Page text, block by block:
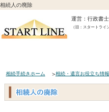
相続人の廃除
運営：行政書
（旧：スタートライ
相続手続きホーム 相続・遺言お役立ち情報